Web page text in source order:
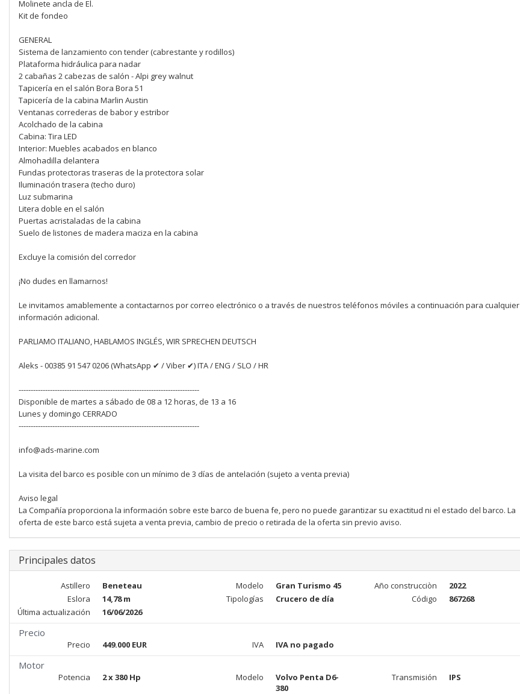
Molinete ancla de El.
Kit de fondeo
GENERAL
Sistema de lanzamiento con tender (cabrestante y rodillos)
Plataforma hidráulica para nadar
2 cabañas 2 cabezas de salón - Alpi grey walnut
Tapicería en el salón Bora Bora 51
Tapicería de la cabina Marlin Austin
Ventanas correderas de babor y estribor
Acolchado de la cabina
Cabina: Tira LED
Interior: Muebles acabados en blanco
Almohadilla delantera
Fundas protectoras traseras de la protectora solar
Iluminación trasera (techo duro)
Luz submarina
Litera doble en el salón
Puertas acristaladas de la cabina
Suelo de listones de madera maciza en la cabina
Excluye la comisión del corredor
¡No dudes en llamarnos!
Le invitamos amablemente a contactarnos por correo electrónico o a través de nuestros teléfonos móviles a continuación para cualquier
información adicional.
PARLIAMO ITALIANO, HABLAMOS INGLÉS, WIR SPRECHEN DEUTSCH
Aleks - 00385 91 547 0206 (WhatsApp ✔ / Viber ✔) ITA / ENG / SLO / HR
---------------------------------------------------------------------------
Disponible de martes a sábado de 08 a 12 horas, de 13 a 16
Lunes y domingo CERRADO
---------------------------------------------------------------------------
info@ads-marine.com
La visita del barco es posible con un mínimo de 3 días de antelación (sujeto a venta previa)
Aviso legal
La Compañía proporciona la información sobre este barco de buena fe, pero no puede garantizar su exactitud ni el estado del barco. La
oferta de este barco está sujeta a venta previa, cambio de precio o retirada de la oferta sin previo aviso.
Principales datos
Astillero Beneteau Modelo Gran Turismo 45 Año construcciòn
2022
Eslora
14,78 m Tipologías Crucero de día Código
867268
Última actualización
16/06/2026
Precio
Precio 449.000 EUR IVA IVA no pagado
Motor
Potencia 2 x 380 Hp Modelo
Volvo Penta D6-
380
Transmisión IPS